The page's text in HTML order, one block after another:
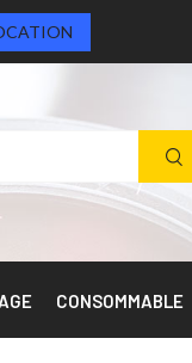
CONSOMMABLE